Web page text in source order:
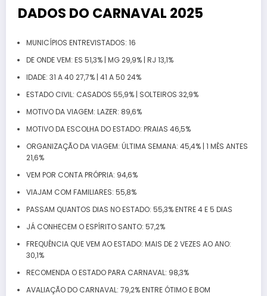
DADOS DO CARNAVAL 2025
MUNICÍPIOS ENTREVISTADOS: 16
DE ONDE VEM: ES 51,3% | MG 29,9% | RJ 13,1%
IDADE: 31 A 40 27,7% | 41 A 50 24%
ESTADO CIVIL: CASADOS 55,9% | SOLTEIROS 32,9%
MOTIVO DA VIAGEM: LAZER: 89,6%
MOTIVO DA ESCOLHA DO ESTADO: PRAIAS 46,5%
ORGANIZAÇÃO DA VIAGEM: ÚLTIMA SEMANA: 45,4% | 1 MÊS ANTES
21,6%
VEM POR CONTA PRÓPRIA: 94,6%
VIAJAM COM FAMILIARES: 55,8%
PASSAM QUANTOS DIAS NO ESTADO: 55,3% ENTRE 4 E 5 DIAS
JÁ CONHECEM O ESPÍRITO SANTO: 57,2%
FREQUÊNCIA QUE VEM AO ESTADO: MAIS DE 2 VEZES AO ANO:
30,1%
RECOMENDA O ESTADO PARA CARNAVAL: 98,3%
AVALIAÇÃO DO CARNAVAL: 79,2% ENTRE ÓTIMO E BOM